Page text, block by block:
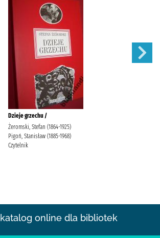
Dzieje grzechu /
Żeromski, Stefan (1864-1925)
Pigoń, Stanisław (1885-1968)
Czytelnik
katalog online dla bibliotek